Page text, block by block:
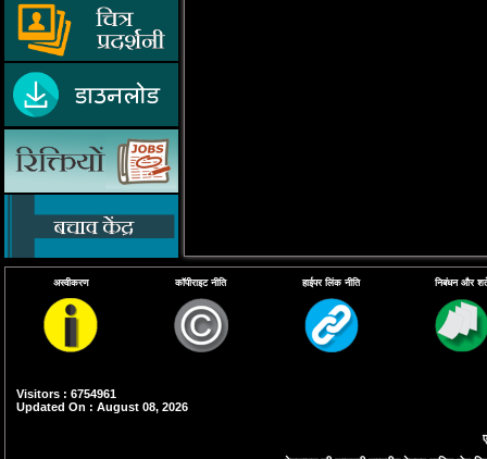
अस्वीकरण कॉपीराइट नीति हाईपर लिंक नीति निबंधन और
Visitors : 6754961
Updated On : August 08, 2026